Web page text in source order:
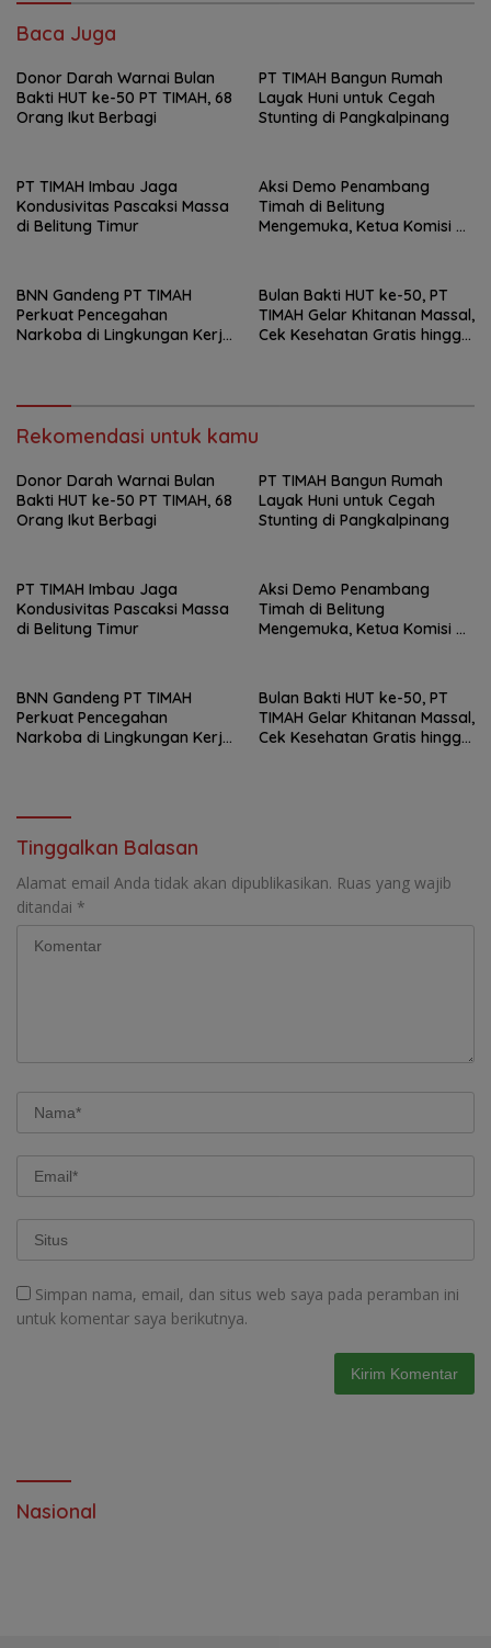
Baca Juga
Donor Darah Warnai Bulan
Bakti HUT ke-50 PT TIMAH, 68
Orang Ikut Berbagi
PT TIMAH Bangun Rumah
Layak Huni untuk Cegah
Stunting di Pangkalpinang
PT TIMAH Imbau Jaga
Kondusivitas Pascaksi Massa
di Belitung Timur
Aksi Demo Penambang
Timah di Belitung
Mengemuka, Ketua Komisi XII
BNN Gandeng PT TIMAH
Perkuat Pencegahan
Narkoba di Lingkungan Kerja
Bulan Bakti HUT ke-50, PT
TIMAH Gelar Khitanan Massal,
Cek Kesehatan Gratis hingga
Rekomendasi untuk kamu
Donor Darah Warnai Bulan
Bakti HUT ke-50 PT TIMAH, 68
Orang Ikut Berbagi
PT TIMAH Bangun Rumah
Layak Huni untuk Cegah
Stunting di Pangkalpinang
PT TIMAH Imbau Jaga
Kondusivitas Pascaksi Massa
di Belitung Timur
Aksi Demo Penambang
Timah di Belitung
Mengemuka, Ketua Komisi XII
BNN Gandeng PT TIMAH
Perkuat Pencegahan
Narkoba di Lingkungan Kerja
Bulan Bakti HUT ke-50, PT
TIMAH Gelar Khitanan Massal,
Cek Kesehatan Gratis hingga
Tinggalkan Balasan
Alamat email Anda tidak akan dipublikasikan. Ruas yang wajib
ditandai *
Simpan nama, email, dan situs web saya pada peramban ini
untuk komentar saya berikutnya.
Nasional